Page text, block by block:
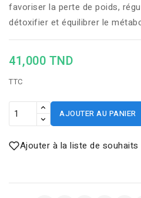
favoriser la perte de poids,
détoxifier et équilibrer le
41,000 TND
TTC
AJOUTER AU PANIER
Ajouter à la liste de souhaits